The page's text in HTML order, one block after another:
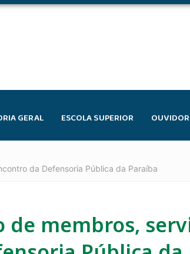
GERAL ESCOLA SUPERIOR
da Defensoria Pública da Paraíba
de membros,